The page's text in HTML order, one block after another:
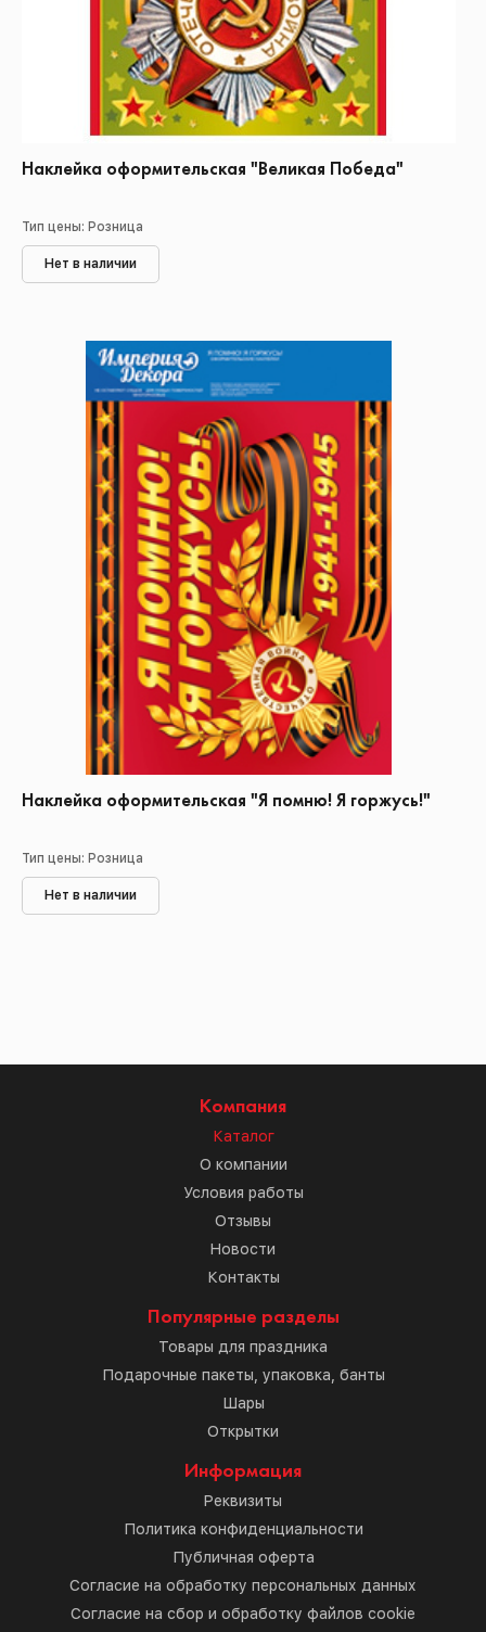
Наклейка оформительская "Великая Победа"
Тип цены: Розница
Нет в наличии
Наклейка оформительская "Я помню! Я горжусь!"
Тип цены: Розница
Нет в наличии
Компания
Каталог
О компании
Условия работы
Отзывы
Новости
Контакты
Популярные разделы
Товары для праздника
Подарочные пакеты, упаковка, банты
Шары
Открытки
Информация
Реквизиты
Политика конфиденциальности
Публичная оферта
Согласие на обработку персональных данных
Согласие на сбор и обработку файлов cookie